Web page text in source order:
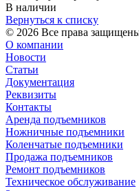
В наличии
Вернуться к списку
© 2026 Все права
О компании
Новости
Статьи
Документация
Реквизиты
Контакты
Аренда подъемников
Ножничные подъемники
Коленчатые подъемники
Продажа подъемников
Ремонт подъемников
Техническое обслуживание